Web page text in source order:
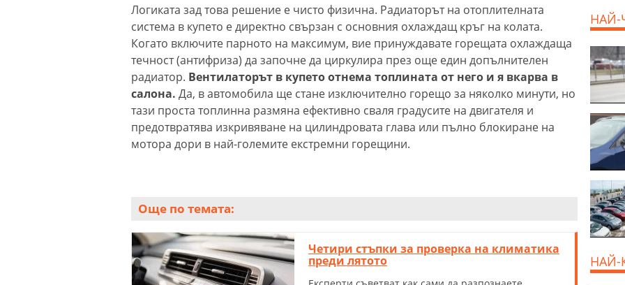
Логиката зад това решение е чисто физична. Радиаторът на отоплителната
система в купето е директно свързан с основния охлаждащ кръг на колата.
Когато включите парното на максимум, вие принуждавате горещата охлаждаща
течност (антифриза) да започне да циркулира през още един допълнителен
радиатор. Вентилаторът в купето отнема топлината от него и я вкарва в
салона. Да, в автомобила ще стане изключително горещо за няколко минути, но
тази проста топлинна размяна ефективно сваля градусите на двигателя и
предотвратява изкривяване на цилиндровата глава или пълно блокиране на
мотора дори в най-големите екстремни горещини.
Още по темата:
Четири стъпки за проверка на климатика
преди лятото
800
НАЙ-
НАЙ-